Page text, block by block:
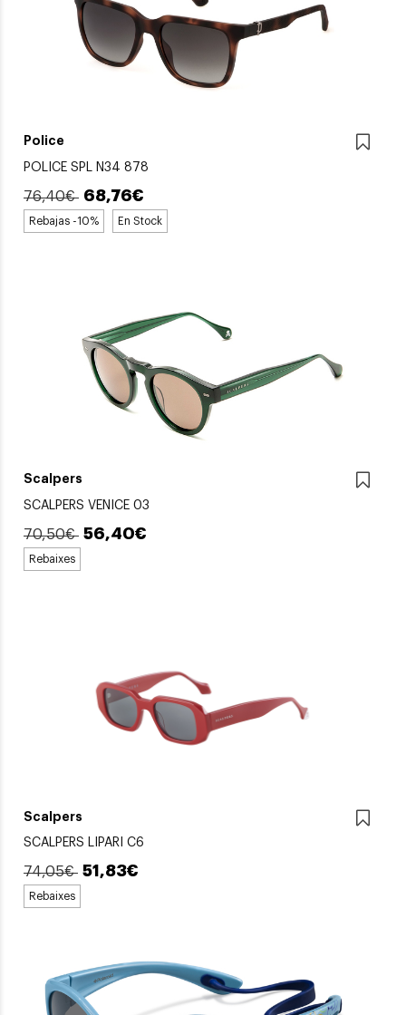
Police
POLICE SPL N34 878
76,40€ 68,76€
Rebajas -10% En Stock
Scalpers
SCALPERS VENICE 03
70,50€ 56,40€
Rebaixes
Scalpers
SCALPERS LIPARI C6
74,05€ 51,83€
Rebaixes